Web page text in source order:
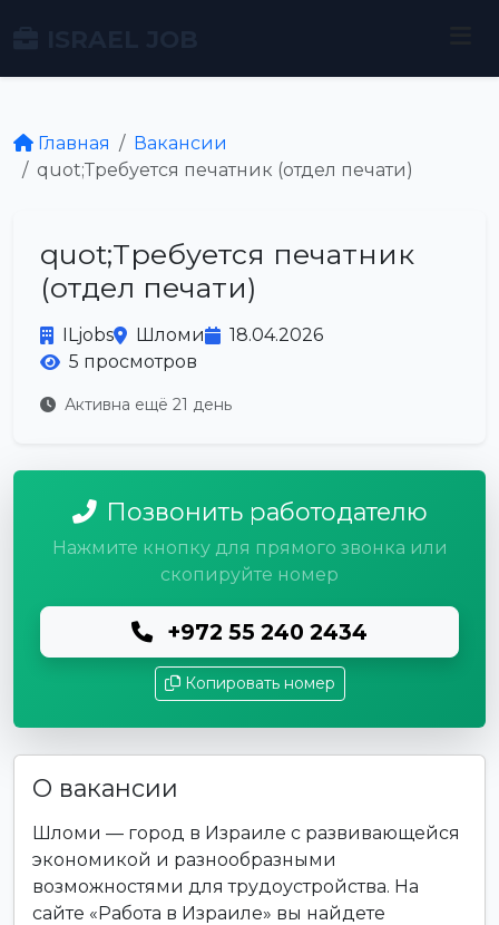
Главная
Вакансии
quot;Требуется печатник (отдел печати)
quot;Требуется печатник
(отдел печати)
ILjobs Шломи
18.04.2026
5 просмотров
Активна ещё 21 день
Позвонить работодателю
Нажмите кнопку для прямого звонка или
скопируйте номер
+972 55 240 2434
Копировать номер
О вакансии
Шломи — город в Израиле с развивающейся
экономикой и разнообразными
возможностями для трудоустройства. На
сайте «Работа в Израиле» вы найдете